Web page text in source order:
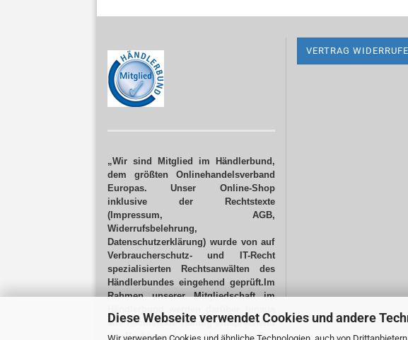
Diese Webseite verwendet Cookies und andere
Wir verwenden Cookies und ähnliche Technologien, auch von
„Wir sind Mitglied im Händlerbund,
dem größten Onlinehandelsverband
Europas. Unser Online-Shop
inklusive der Rechtstexte
(Impressum, AGB,
Widerrufsbelehrung,
Datenschutzerklärung) wurde von auf
Verbraucherschutz- und IT-Recht
spezialisierten Rechtsanwälten des
Händlerbundes eingehend geprüft.Im
Rahmen unserer Mitgliedschaft im
alle Rechtstexte ständig entsprechend
der Rechtsprechung aktualisiert.Das
VERTRAG